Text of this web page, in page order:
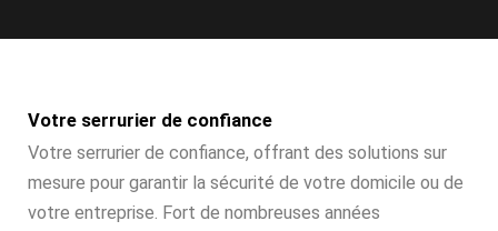
Votre serrurier de confiance
Votre serrurier de confiance, offrant des solutions sur
mesure pour garantir la sécurité de votre domicile ou de
votre entreprise. Fort de nombreuses années